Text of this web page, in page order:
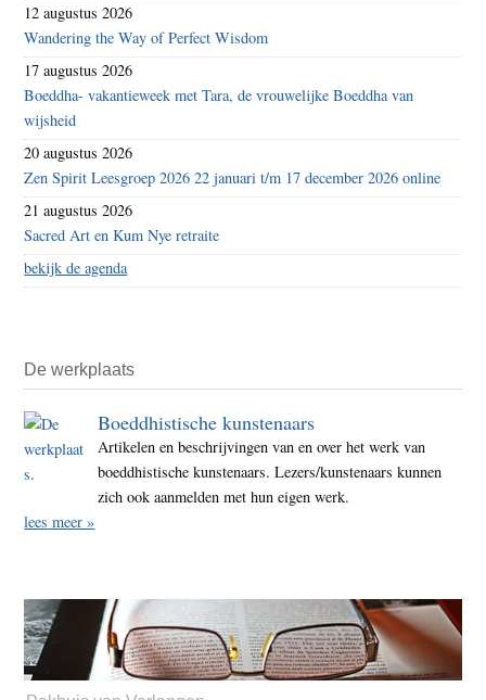
12 augustus 2026
Wandering the Way of Perfect Wisdom
17 augustus 2026
Boeddha- vakantieweek met Tara, de vrouwelijke Boeddha van
wijsheid
20 augustus 2026
Zen Spirit Leesgroep 2026 22 januari t/m 17 december 2026 online
21 augustus 2026
Sacred Art en Kum Nye retraite
bekijk de agenda
De werkplaats
Boeddhistische kunstenaars
Artikelen en beschrijvingen van en over het werk van
boeddhistische kunstenaars. Lezers/kunstenaars kunnen
zich ook aanmelden met hun eigen werk.
lees meer »